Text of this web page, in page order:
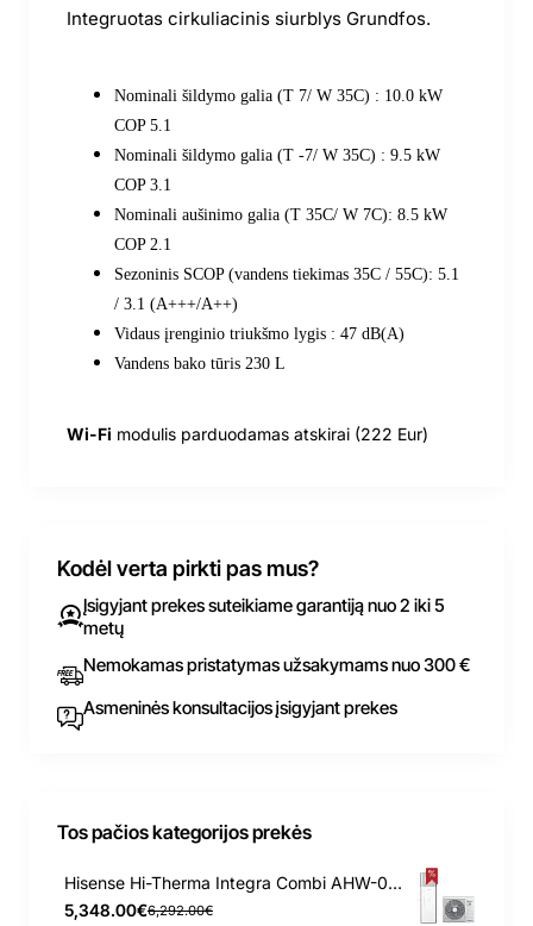
Integruotas cirkuliacinis siurblys Grundfos.
Nominali šildymo galia (T 7/ W 35С) : 10.0 kW
COP 5.1
Nominali šildymo galia (T -7/ W 35C) : 9.5 kW
COP 3.1
Nominali aušinimo galia (T 35C/ W 7C): 8.5 kW
COP 2.1
Sezoninis SCOP (vandens tiekimas 35C / 55C): 5.1
/ 3.1 (A+++/A++)
Vidaus įrenginio triukšmo lygis : 47 dB(A)
Vandens bako tūris 230 L
Wi-Fi modulis parduodamas atskirai (222 Eur)
Kodėl verta pirkti pas mus?
Įsigyjant prekes suteikiame garantiją nuo 2 iki 5
metų
Nemokamas pristatymas užsakymams nuo 300 €
Asmeninės konsultacijos įsigyjant prekes
Tos pačios kategorijos prekės
Hisense Hi-Therma Integra Combi AHW-044HCDS1 - AHS-044HCDSAA-23 4.4 kW oras-vanduo šilumos siurblys
5,348.00€6,292.00€